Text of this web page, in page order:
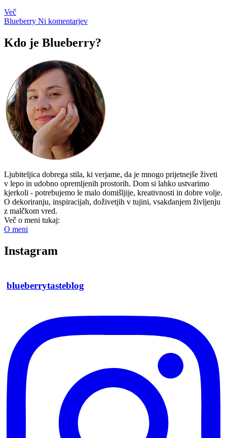
Več
Blueberry Ni komentarjev
Kdo je Blueberry?
Ljubiteljica dobrega stila, ki verjame, da je mnogo prijetnejše živeti
v lepo in udobno opremljenih prostorih. Dom si lahko ustvarimo
kjerkoli - potrebujemo le malo domišljije, kreativnosti in dobre volje.
O dekoriranju, inspiracijah, doživetjih v tujini, vsakdanjem življenju
z malčkom vred.
Več o meni tukaj:
O meni
Instagram
blueberrytasteblog